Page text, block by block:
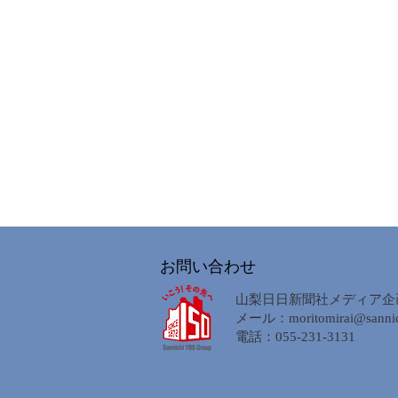
お問い合わせ
山梨日日新聞社メディア企
メール：
電話：055-231-3131